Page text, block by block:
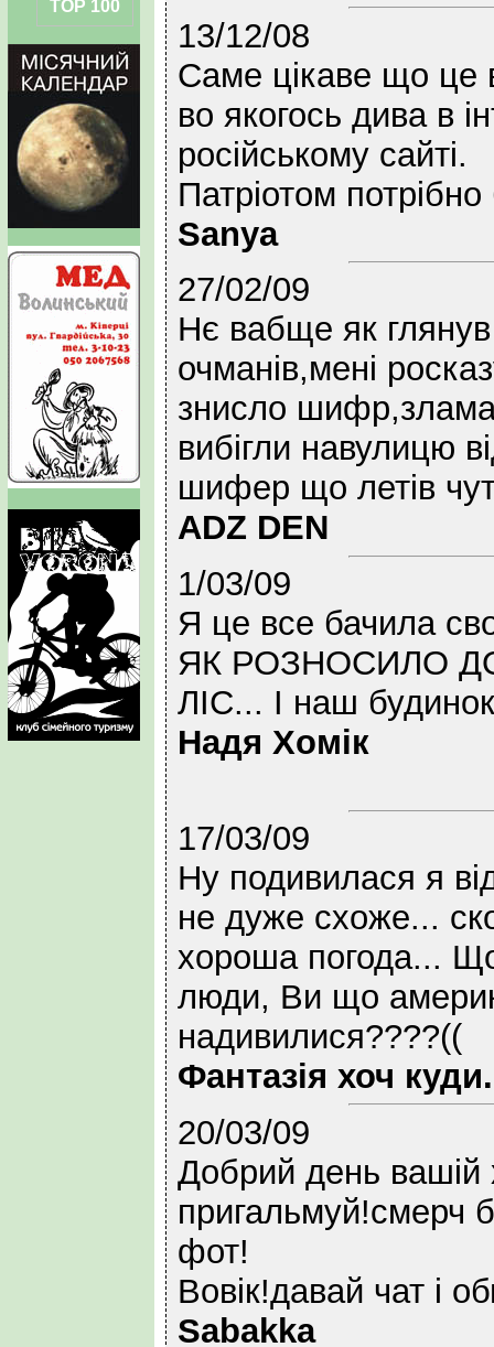
13/12/08
Саме цікаве що це
во якогось дива в
російському сайті.
Патріотом
Sanya
27/02/09
Нє вабще як глянув
очманів,мені
знисло
вибігли навулицю
шифер що летів
ADZ DEN
1/03/09
Я це все бачила
ЯК РОЗНОСИЛО
ЛІС... І наш
Надя Хомік
17/03/09
Ну подивилася я
не дуже схоже...
хороша погода...
люди, Ви що
надивилися????((
Фантазія хоч
20/03/09
Добрий день вашій
пригальмуй!смерч
фот!
Вовік!давай чат і
Sabakka